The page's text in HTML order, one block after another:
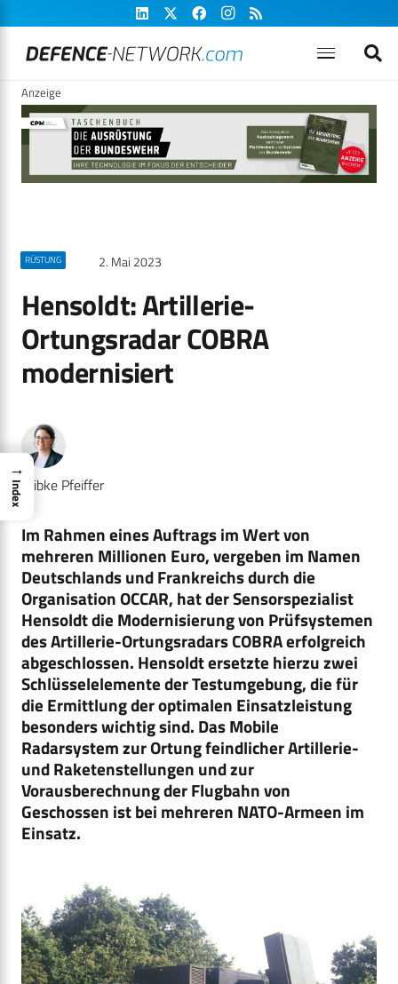
Anzeige
RÜSTUNG 2. Mai 2023
Hensoldt: Artillerie-
Ortungsradar COBRA
modernisiert
Wibke Pfeiffer
Im Rahmen eines Auftrags im Wert von
mehreren Millionen Euro, vergeben im Namen
Deutschlands und Frankreichs durch die
Organisation OCCAR, hat der Sensorspezialist
Hensoldt die Modernisierung von Prüfsystemen
des Artillerie-Ortungsradars COBRA erfolgreich
abgeschlossen. Hensoldt ersetzte hierzu zwei
Schlüsselelemente der Testumgebung, die für
die Ermittlung der optimalen Einsatzleistung
besonders wichtig sind. Das Mobile
Radarsystem zur Ortung feindlicher Artillerie-
und Raketenstellungen und zur
Vorausberechnung der Flugbahn von
Geschossen ist bei mehreren NATO-Armeen im
Einsatz.
→
Index